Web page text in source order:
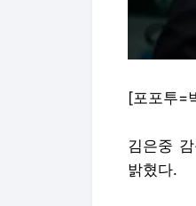
[포포투=
김은중
밝혔다.